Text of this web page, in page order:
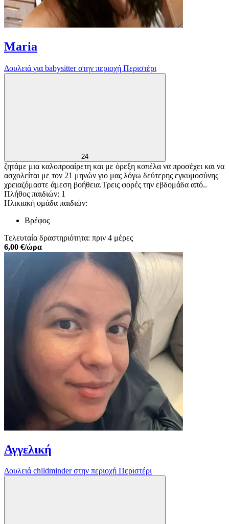
Maria
Δουλειά για babysitter στην περιοχή Περιστέρι
24
ζητάμε μια καλοπροαίρετη και με όρεξη κοπέλα να προσέχει και να
ασχολείται με τον 21 μηνών γιο μας λόγω δεύτερης εγκυμοσύνης
χρειαζόμαστε άμεση βοήθεια.Τρεις φορές την εβδομάδα από..
Πλήθος παιδιών: 1
Ηλικιακή ομάδα παιδιών:
Βρέφος
Τελευταία δραστηριότητα: πριν 4 μέρες
6,00 €/ώρα
Αγγελική
Δουλειά childminder στην περιοχή Περιστέρι